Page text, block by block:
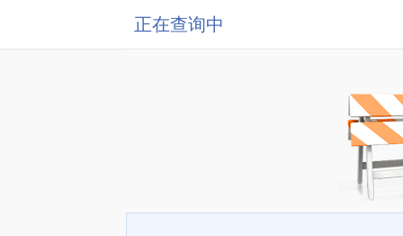
正在查询中